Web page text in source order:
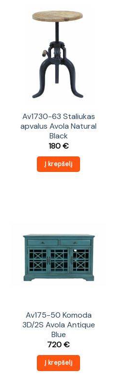
Av1730-63 Staliukas
apvalus Avola Natural
Black
180€
Į krepšelį
Av175-50 Komoda
3D/2S Avola Antique
Blue
720€
Į krepšelį